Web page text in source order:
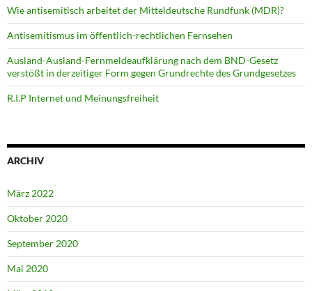
Wie antisemitisch arbeitet der Mitteldeutsche Rundfunk (MDR)?
Antisemitismus im öffentlich-rechtlichen Fernsehen
Ausland-Ausland-Fernmeldeaufklärung nach dem BND-Gesetz
verstößt in derzeitiger Form gegen Grundrechte des Grundgesetzes
R.I.P Internet und Meinungsfreiheit
ARCHIV
März 2022
Oktober 2020
September 2020
Mai 2020